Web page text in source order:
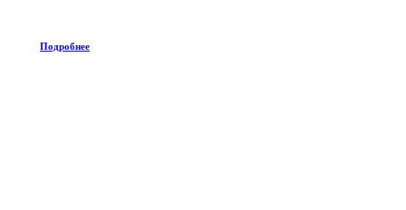
Подробнее